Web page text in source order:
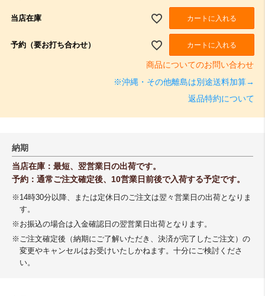
当店在庫 カートに入れる
予約（要お打ち合わせ） カートに入れる
商品についてのお問い合わせ
※沖縄・その他離島は別途送料加算→
返品特約について
納期
当店在庫：最短、翌営業日の出荷です。
予約：通常ご注文確定後、10営業日前後で入荷する予定です。
※14時30分以降、または定休日のご注文は翌々営業日の出荷となりま
す。
※お振込の場合は入金確認日の翌営業日出荷となります。
※ご注文確定後（納期にご了解いただき、決済が完了したご注文）の
変更やキャンセルはお受けいたしかねます。十分にご検討くださ
い。